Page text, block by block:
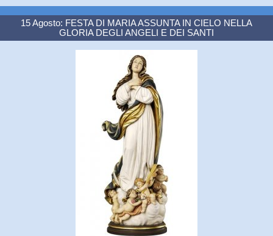
15 Agosto: FESTA DI MARIA ASSUNTA IN CIELO NELLA
GLORIA DEGLI ANGELI E DEI SANTI